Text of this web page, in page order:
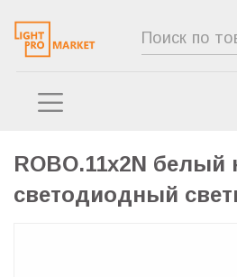
ROBO.11х2N белый
светодиодный